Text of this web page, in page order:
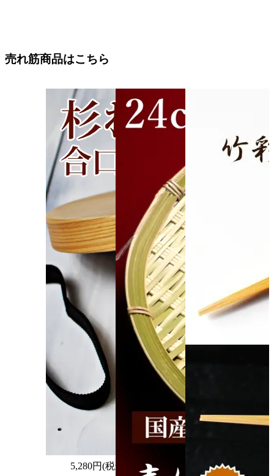
売れ筋商品はこちら
5,280円(税込)